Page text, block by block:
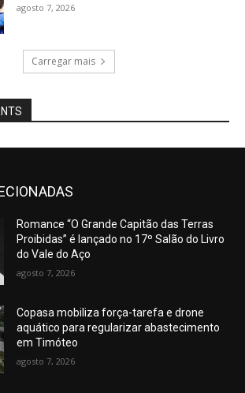
agosto 7, 2026
Carregar mais
Romance “O Grande Capitão das Terras
Proibidas” é lançado no 17º Salão do Livro
do Vale do Aço
agosto 7, 2026
Copasa mobiliza força-tarefa e drone
aquático para regularizar abastecimento
em Timóteo
agosto 7, 2026